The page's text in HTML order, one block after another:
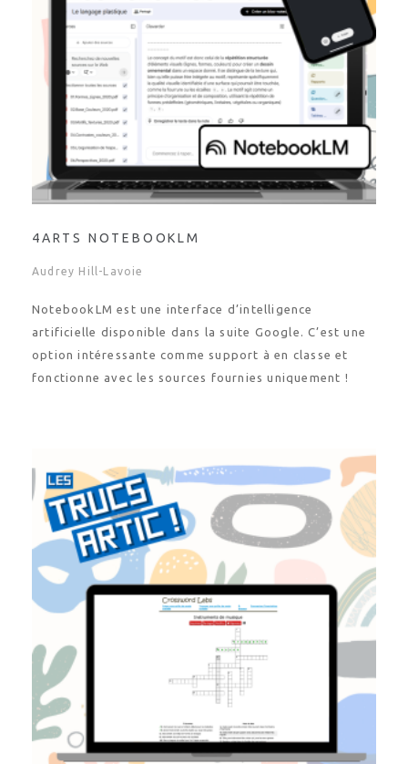
4ARTS NOTEBOOKLM
Audrey Hill-Lavoie
NotebookLM est une interface d’intelligence
artificielle disponible dans la suite Google. C’est une
option intéressante comme support à en classe et
fonctionne avec les sources fournies uniquement !